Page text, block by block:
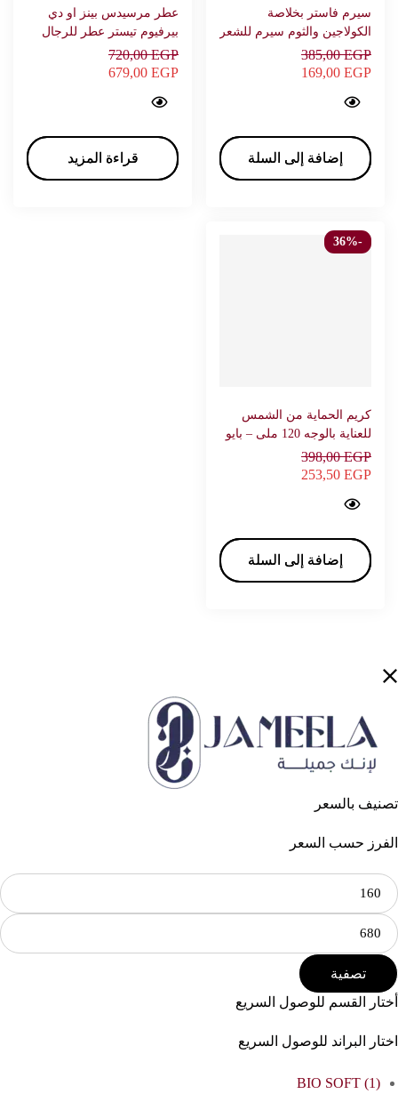
تصنيف بالسعر
الفرز حسب السعر
تصفية
أختار القسم للوصول السريع
اختار البراند للوصول السريع
BIO SOFT (1)
سيرم فاستر بخلاصة
الكولاجين والثوم سيرم للشعر
120 ملى – FASTER
385,00EGP
169,00 EGP
إضافة إلى السلة
Serum Faster Garlic & Collagen Hair Serum 120 ml - فاستر…
إضافة إلى السلة
عطر مرسيدس بينز او دي
بيرفيوم تيستر عطر للرجال
120 – ميرسيدس بينز
720,00EGP
679,00 EGP
قراءة المزيد
MERCEDES-BENZ Tester eau de parfum For men 120 - MERCEDES BENZ…
قراءة المزيد
-36%
كريم الحماية من الشمس
للعناية بالوجه 120 ملى – بايو
سوفت398,00EGP
253,50 EGP
إضافة إلى السلة
Bio soft sunscreen Face care 120 ml - BIO SOFT…
إضافة إلى السلة